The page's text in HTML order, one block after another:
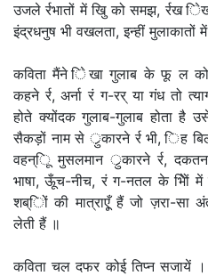
उजले र्रभातों में खुि को समझ, र्रख
इंद्रधनुष भी वखलता, इन्हीं मुलाकातों
कविता मैंने िेखा गुलाब के फू ल
कहने र्र, अर्ना रं ग-रर् या गंध तो
होते क्योंदक गुलाब-गुलाब होता है
सैकड़ों नाम से र्ुकारने र्र भी, िह
वहन्िू मुसलमान र्ुकारने र्र,
भाषा, ऊूँच-नीच, रं ग-नतल के भेिों
शब्िों की मात्राएूँ हैं जो ज़रा-
लेती हैं ॥
कविता चल दफर कोई तिप्न सजायें